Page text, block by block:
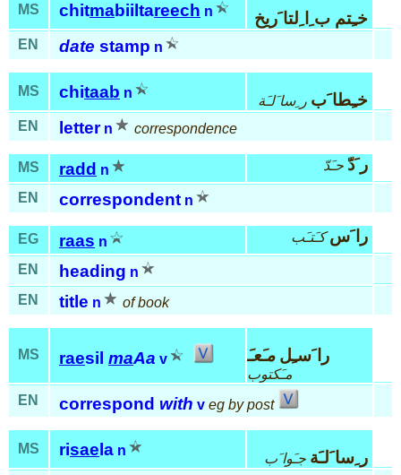
MS chitmabiiltareech n خـِتم ب ِا ِلتا َريخ
EN date stamp n
MS chitaab n خـِطا َب ر ِسا َلـَة
EN
letter n correspondence
MS radd n ر َدّ حـَدّ
EN correspondent n
EG raas n را َس كـَتـَب
EN heading n
EN
title n of book
MS raesil maAa v را َسـِلمـَعـَ
مـَكتوب
EN
correspond with v eg by post
MS risae la n ر ِسا َلـَة جـَوا َب